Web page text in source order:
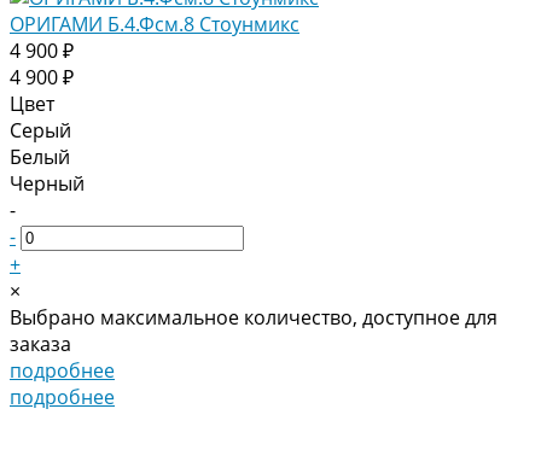
ОРИГАМИ Б.4.Фсм.8 Стоунмикс
4 900 ₽
4 900 ₽
Цвет
Серый
Белый
Черный
-
-
+
×
Выбрано максимальное количество, доступное для
заказа
подробнее
подробнее